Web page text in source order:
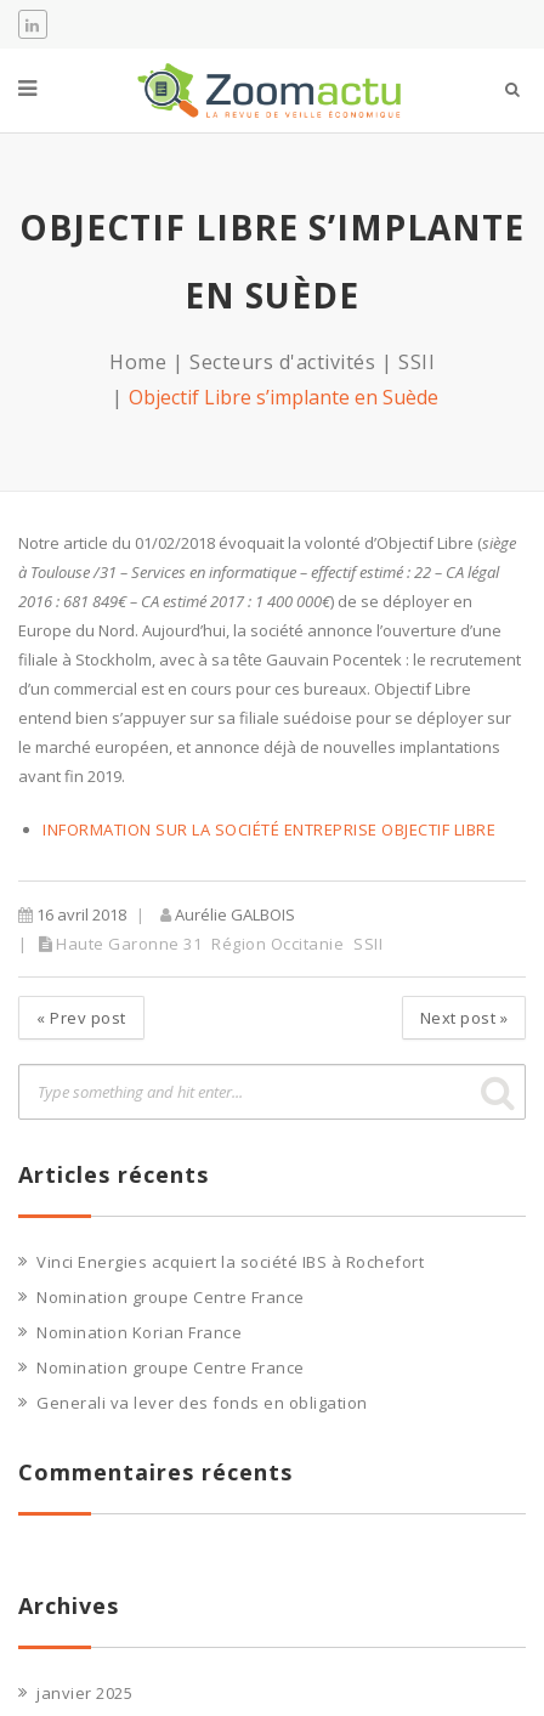
OBJECTIF LIBRE S’IMPLANTE
EN SUÈDE
Home Secteurs d'activités
SSII
Objectif Libre s’implante en Suède
Notre article du 01/02/2018 évoquait la volonté d’Objectif Libre (siège
à Toulouse /31 – Services en informatique – effectif estimé : 22 – CA légal
2016 : 681 849€ – CA estimé 2017 : 1 400 000€) de se déployer en
Europe du Nord. Aujourd’hui, la société annonce l’ouverture d’une
filiale à Stockholm, avec à sa tête Gauvain Pocentek : le recrutement
d’un commercial est en cours pour ces bureaux. Objectif Libre
entend bien s’appuyer sur sa filiale suédoise pour se déployer sur
le marché européen, et annonce déjà de nouvelles implantations
avant fin 2019.
INFORMATION SUR LA SOCIÉTÉ ENTREPRISE OBJECTIF LIBRE
16 avril 2018
Aurélie GALBOIS
Haute Garonne 31
Région Occitanie SSII
« Prev post Next post »
Articles récents
Vinci Energies acquiert la société IBS à Rochefort
Nomination groupe Centre France
Nomination Korian France
Nomination groupe Centre France
Generali va lever des fonds en obligation
Commentaires récents
Archives
janvier 2025